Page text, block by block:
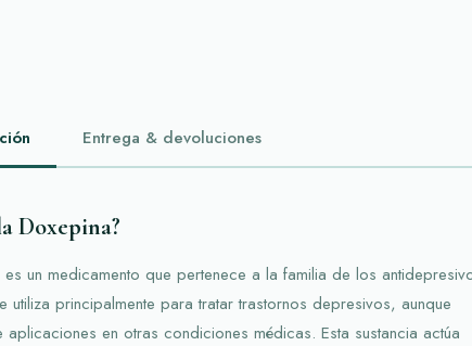
Entrega & devoluciones
Doxepina?
es un medicamento que pertenece a la familia de los
utiliza principalmente para tratar trastornos depresivos, aunque
aplicaciones en otras condiciones médicas. Esta sustancia actúa